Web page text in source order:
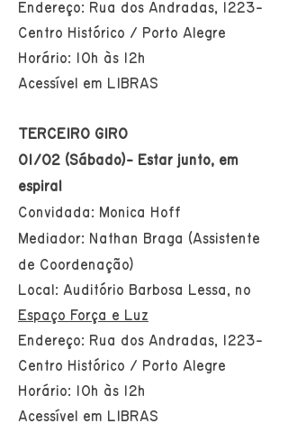
Endereço: Rua dos Andradas, 1223-
Centro Histórico / Porto Alegre
Horário: 10h às 12h
Acessível em LIBRAS
TERCEIRO GIRO
01/02 (Sábado)- Estar junto, em
espiral
Convidada: Monica Hoff
Mediador: Nathan Braga (Assistente
de Coordenação)
Local: Auditório Barbosa Lessa, no
Espaço Força e Luz
Endereço: Rua dos Andradas, 1223-
Centro Histórico / Porto Alegre
Horário: 10h às 12h
Acessível em LIBRAS